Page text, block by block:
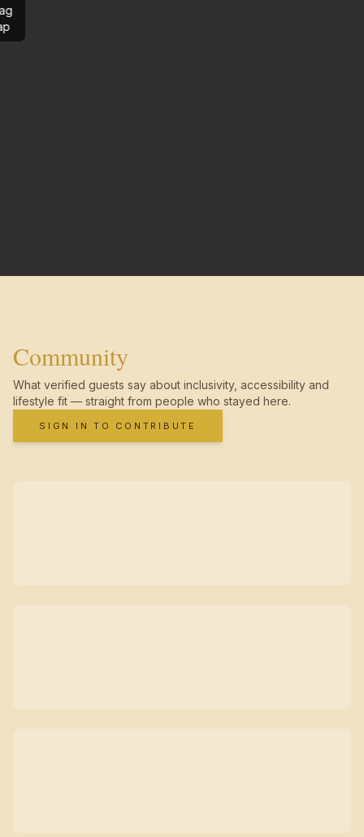
Community
What verified guests say about inclusivity, accessibility and
lifestyle fit — straight from people who stayed here.
SIGN IN TO CONTRIBUTE